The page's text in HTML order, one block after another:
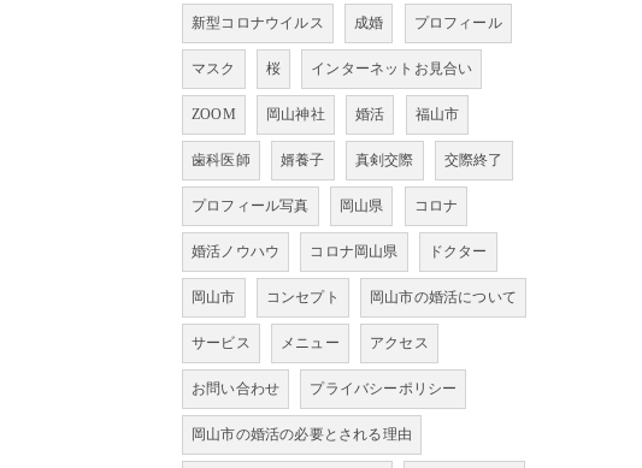
新型コロナウイルス 成婚 プロフィール
マスク 桜 インターネットお見合い
ZOOM 岡山神社 婚活 福山市
歯科医師 婿養子 真剣交際 交際終了
プロフィール写真 岡山県 コロナ
婚活ノウハウ コロナ岡山県 ドクター
岡山市 コンセプト 岡山市の婚活について
サービス メニュー アクセス
お問い合わせ プライバシーポリシー
岡山市の婚活の必要とされる理由